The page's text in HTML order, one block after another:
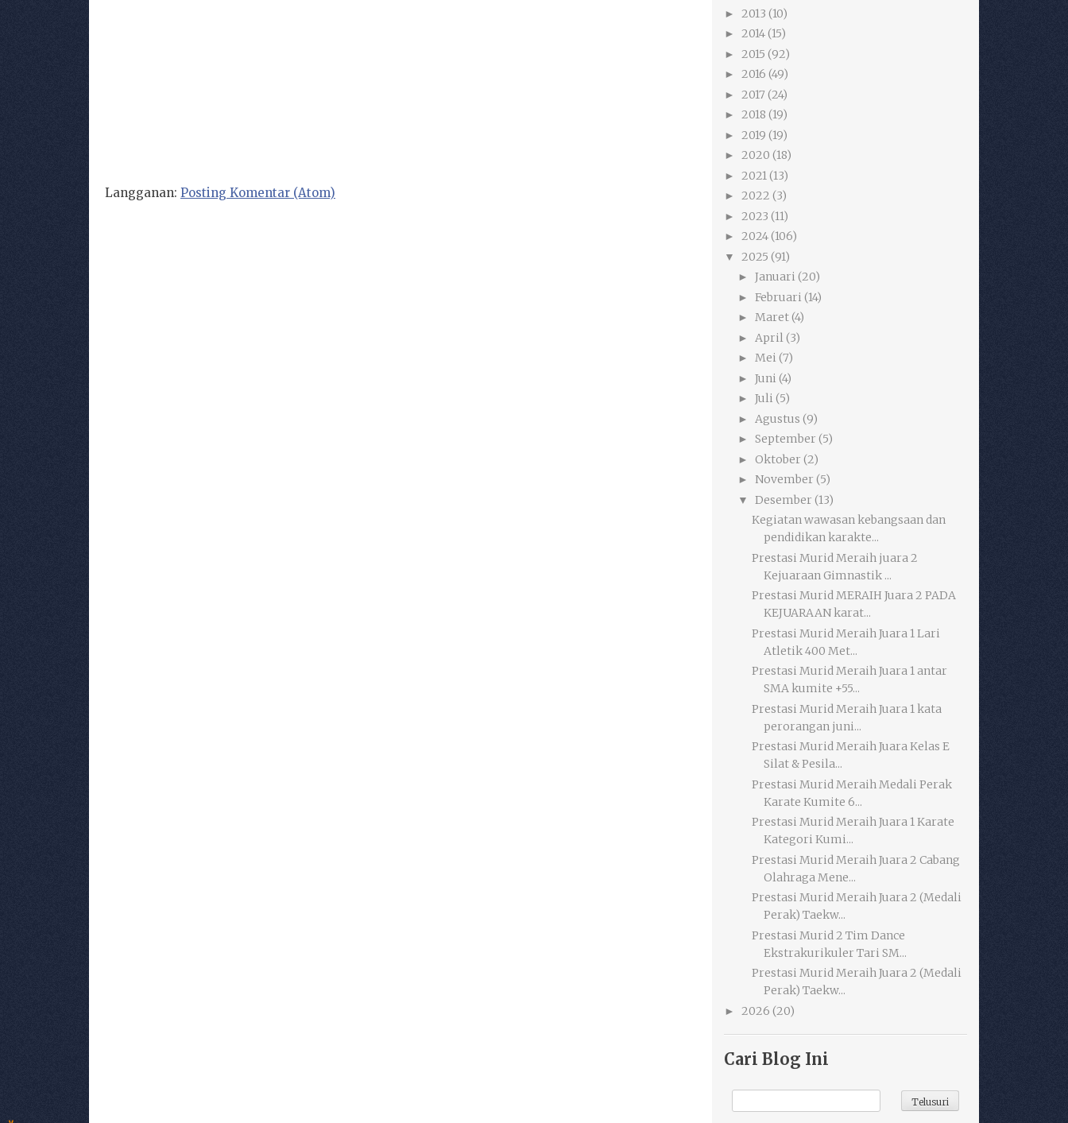
Langganan: Posting Komentar (Atom)
► 2013 (10)
► 2014(15)
► 2015 (92)
► 2016 (49)
► 2017 (24)
► 2018 (19)
► 2019 (19)
► 2020 (18)
► 2021(13)
► 2022 (3)
► 2023 (11)
► 2024(106)
▼ 2025 (91)
► Januari (20)
► Februari (14)
► Maret(4)
► April(3)
► Mei (7)
► Juni (4)
► Juli (5)
► Agustus (9)
► September (5)
► Oktober (2)
► November (5)
▼ Desember (13)
Kegiatan wawasan kebangsaan dan
pendidikan karakte...
Prestasi Murid Meraih juara 2
Kejuaraan Gimnastik ...
Prestasi Murid MERAIH Juara 2 PADA
KEJUARAAN karat...
Prestasi Murid Meraih Juara 1 Lari
Atletik 400 Met...
Prestasi Murid Meraih Juara 1 antar
SMA kumite +55...
Prestasi Murid Meraih Juara 1 kata
perorangan juni...
Prestasi Murid Meraih Juara Kelas E
Silat & Pesila...
Prestasi Murid Meraih Medali Perak
Karate Kumite 6...
Prestasi Murid Meraih Juara 1 Karate
Kategori Kumi...
Prestasi Murid Meraih Juara 2 Cabang
Olahraga Mene...
Prestasi Murid Meraih Juara 2 (Medali
Perak) Taekw...
Prestasi Murid 2 Tim Dance
Ekstrakurikuler Tari SM...
Prestasi Murid Meraih Juara 2 (Medali
Perak) Taekw...
► 2026 (20)
Cari Blog Ini